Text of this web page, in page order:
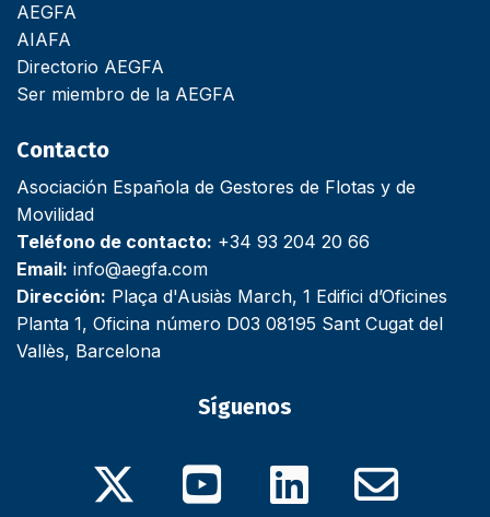
AEGFA
AIAFA
Directorio AEGFA
Ser miembro de la AEGFA
Contacto
Asociación Española de Gestores de Flotas y de
Movilidad
Teléfono de contacto: +34 93 204 20 66
Email: info@aegfa.com
Dirección: Plaça d'Ausiàs March, 1 Edifici d’Oficines
Planta 1, Oficina número D03 08195 Sant Cugat del
Vallès, Barcelona
Síguenos